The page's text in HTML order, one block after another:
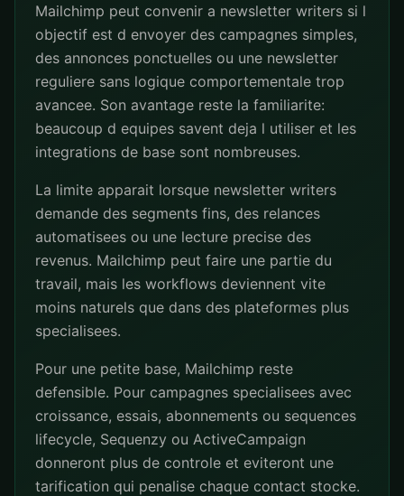
Mailchimp peut convenir a newsletter writers si l
objectif est d envoyer des campagnes simples,
des annonces ponctuelles ou une newsletter
reguliere sans logique comportementale trop
avancee. Son avantage reste la familiarite:
beaucoup d equipes savent deja l utiliser et les
integrations de base sont nombreuses.
La limite apparait lorsque newsletter writers
demande des segments fins, des relances
automatisees ou une lecture precise des
revenus. Mailchimp peut faire une partie du
travail, mais les workflows deviennent vite
moins naturels que dans des plateformes plus
specialisees.
Pour une petite base, Mailchimp reste
defensible. Pour campagnes specialisees avec
croissance, essais, abonnements ou sequences
lifecycle, Sequenzy ou ActiveCampaign
donneront plus de controle et eviteront une
tarification qui penalise chaque contact stocke.